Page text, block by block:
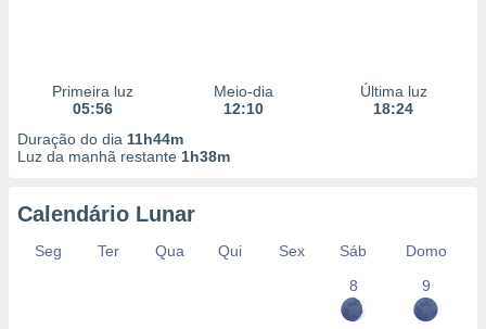
Primeira luz
05:56
Meio-dia
12:10
Última luz
18:24
Duração do dia 11h44m
Luz da manhã restante 1h38m
Calendário Lunar
Seg Ter Qua Qui Sex Sáb
Domo
8
9